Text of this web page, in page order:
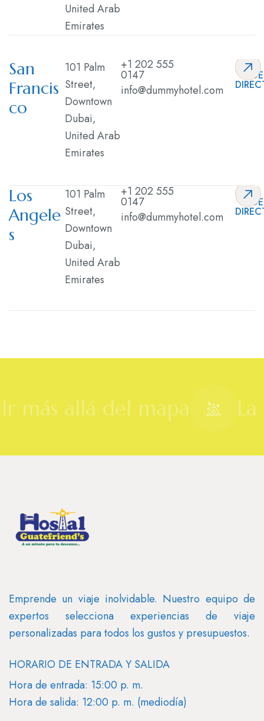
United Arab
Emirates
San
Francis
co
101 Palm
Street,
Downtown
Dubai,
United Arab
Emirates
+1 202 555
0147
info@dummyhotel.com
Los
Angele
s
101 Palm
Street,
Downtown
Dubai,
United Arab
Emirates
+1 202 555
0147
info@dummyhotel.com
más allá del mapa
Emprende un viaje inolvidable. Nuestro equipo de
expertos selecciona experiencias de viaje
personalizadas para todos los gustos y presupuestos.
HORARIO DE ENTRADA Y SALIDA
Hora de entrada: 15:00 p. m.
Hora de salida: 12:00 p. m. (mediodía)